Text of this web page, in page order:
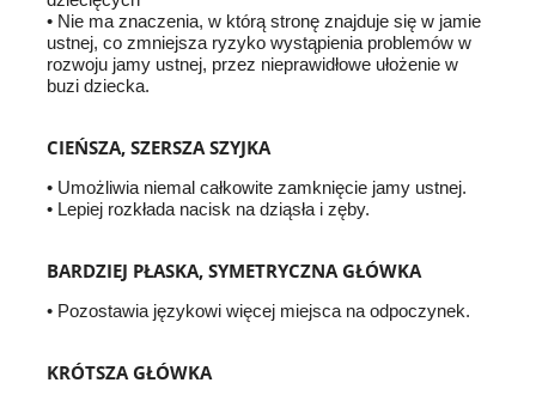
• Nie ma znaczenia, w którą stronę znajduje się w jamie
ustnej, co zmniejsza ryzyko wystąpienia problemów w
rozwoju jamy ustnej, przez nieprawidłowe ułożenie w
buzi dziecka.
CIEŃSZA, SZERSZA SZYJKA
• Umożliwia niemal całkowite zamknięcie jamy ustnej.
• Lepiej rozkłada nacisk na dziąsła i zęby.
BARDZIEJ PŁASKA, SYMETRYCZNA GŁÓWKA
• Pozostawia językowi więcej miejsca na odpoczynek.
KRÓTSZA GŁÓWKA